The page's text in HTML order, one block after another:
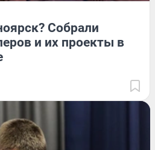
Собрали
и их проекты в